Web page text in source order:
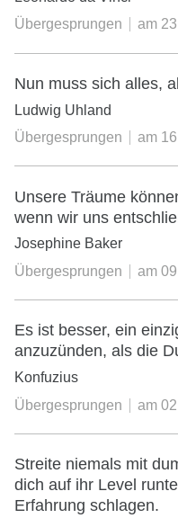
Übergesprungen
am
Nun muss sich alles,
Ludwig Uhland
Übergesprungen
am
Unsere Träume
wenn wir uns
Josephine Baker
Übergesprungen
am
Es ist besser, ein
anzuzünden, als die
Konfuzius
Übergesprungen
am
Streite niemals mit
dich auf ihr Level
Erfahrung schlagen.